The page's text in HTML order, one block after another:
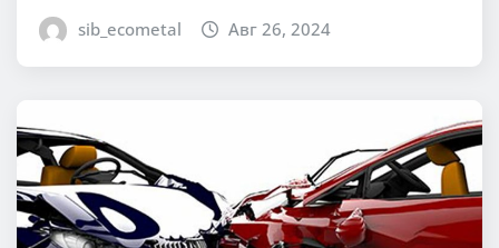
sib_ecometal Авг 26, 2024